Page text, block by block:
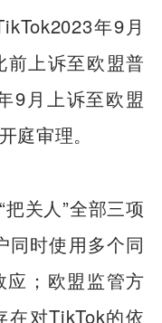
年9月
前上诉至欧盟普
9月上诉至欧盟
庭审理。
关人”全部三项
同时使用多个同
应；欧盟监管方
对TikTok的依